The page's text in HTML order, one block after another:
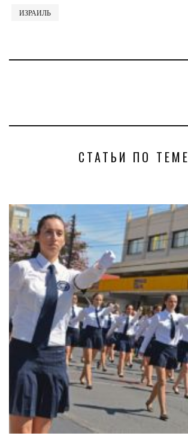
ИЗРАИЛЬ
СТАТЬИ ПО ТЕМЕ